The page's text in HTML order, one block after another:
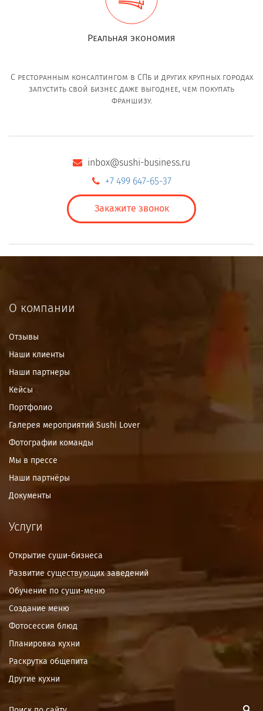
Реальная экономия
С ресторанным консалтингом в СПб и других крупных городах
запустить свой бизнес даже выгоднее, чем покупать
франшизу.
inbox@sushi-business.ru
+7 499 647-65-37
Закажите звонок
О компании
Отзывы
Наши клиенты
Наши партнеры
Кейсы
Портфолио
Галерея мероприятий Sushi Lover
Фотографии команды
Мы в прессе
Наши партнёры
Документы
Услуги
Открытие суши-бизнеса
Развитие существующих заведений
Обучение по суши-меню
Создание меню
Фотосессия блюд
Планировка кухни
Раскрутка общепита
Другие кухни